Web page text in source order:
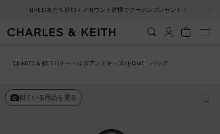
会員登録＋ニュースレター登録で10%OFFクーポンプレゼント！
CHARLES & KEITH (チャールズアンドキース) HOME
バッグ
似ている商品を見る